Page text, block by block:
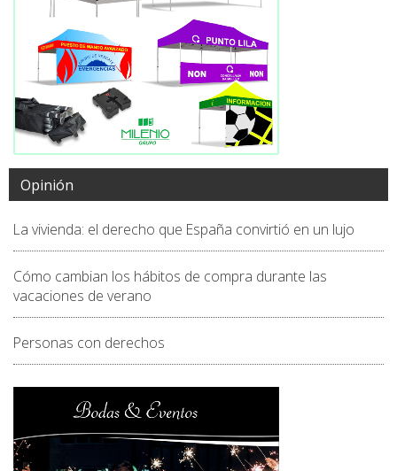
Opinión
La vivienda: el derecho que España convirtió en un lujo
Cómo cambian los hábitos de compra durante las
vacaciones de verano
Personas con derechos